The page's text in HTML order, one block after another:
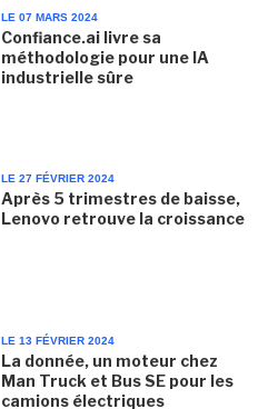
LE 07 MARS 2024
Confiance.ai livre sa
méthodologie pour une IA
industrielle sûre
LE 27 FÉVRIER 2024
Après 5 trimestres de baisse,
Lenovo retrouve la croissance
LE 13 FÉVRIER 2024
La donnée, un moteur chez
Man Truck et Bus SE pour les
camions électriques